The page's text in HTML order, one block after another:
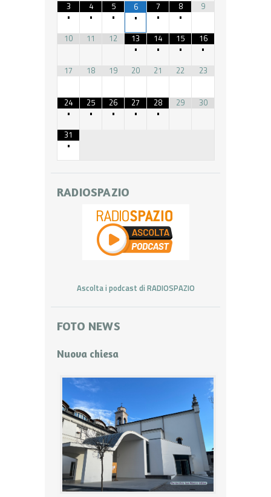
3
•
4
•
5
•
6
•
7
•
8
•
9
10 11 12
13
•
14
•
15
•
16
•
17
18 19 20 21 22 23
24
•
25
•
26
•
27
•
28
•
29 30
31
•
RADIOSPAZIO
Ascolta i podcast di RADIOSPAZIO
FOTO NEWS
Nuova chiesa